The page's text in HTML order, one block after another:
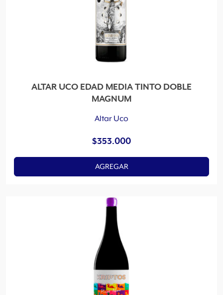
ALTAR UCO EDAD MEDIA TINTO DOBLE
MAGNUM
Altar Uco
$353.000
AGREGAR